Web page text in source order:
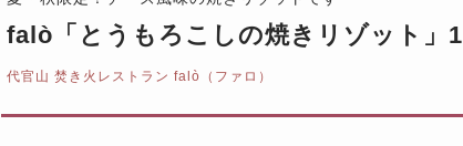
falò「とうもろこしの焼きリゾット」
代官山 焚き火レストラン falò（ファロ）